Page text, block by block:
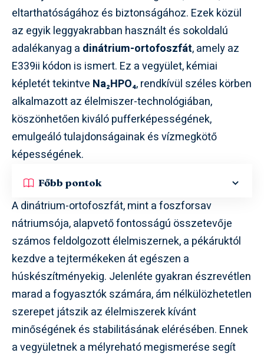
eltarthatóságához és biztonságához. Ezek közül
az egyik leggyakrabban használt és sokoldalú
adalékanyag a dinátrium-ortofoszfát, amely az
E339ii kódon is ismert. Ez a vegyület, kémiai
képletét tekintve Na₂HPO₄, rendkívül széles körben
alkalmazott az élelmiszer-technológiában,
köszönhetően kiváló pufferképességének,
emulgeáló tulajdonságainak és vízmegkötő
képességének.
Főbb pontok
A dinátrium-ortofoszfát, mint a foszforsav
nátriumsója, alapvető fontosságú összetevője
számos feldolgozott élelmiszernek, a pékáruktól
kezdve a tejtermékeken át egészen a
húskészítményekig. Jelenléte gyakran észrevétlen
marad a fogyasztók számára, ám nélkülözhetetlen
szerepet játszik az élelmiszerek kívánt
minőségének és stabilitásának elérésében. Ennek
a vegyületnek a mélyreható megismerése segít